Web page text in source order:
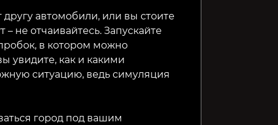
69₽ 799₽
другу автомобили, или вы стоите
не отчаивайтесь. Запускайте
в котором можно
увидите, как и какими
ситуацию, ведь симуляция
город под вашим